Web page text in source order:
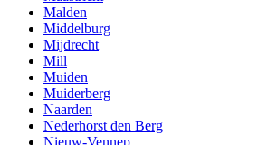
Malden
Middelburg
Mijdrecht
Mill
Muiden
Muiderberg
Naarden
Nederhorst den Berg